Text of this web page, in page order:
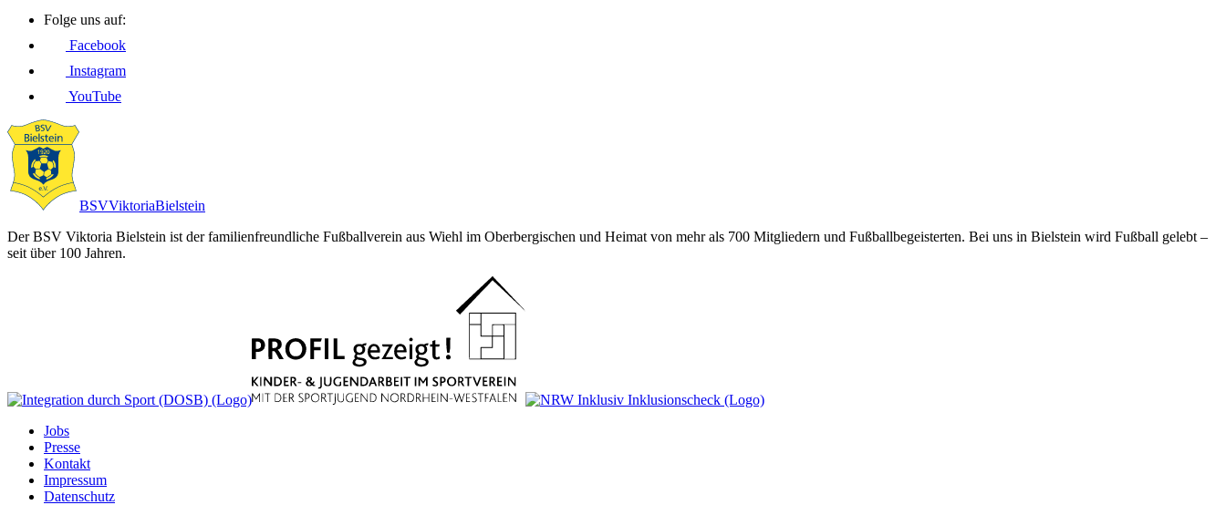
Folge uns auf:
Facebook
Instagram
YouTube
BSVViktoriaBielstein
Der BSV Viktoria Bielstein ist der familienfreundliche Fußballverein aus Wiehl im Oberbergischen und Heimat von mehr als 700 Mitgliedern und Fußballbegeisterten. Bei uns in Bielstein wird Fußball gelebt –
seit über 100 Jahren.
Jobs
Presse
Kontakt
Impressum
Datenschutz